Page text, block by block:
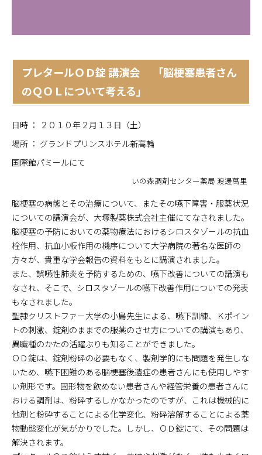
プレタールＯＤ錠 講演会 「脳梗塞患者さん
のＱＯＬについて考える」
日時 ： ２０１０年２月１３日（土）
場所 ： グランドプリンスホテル新高輪
国際館パミールにて
いの森調剤センター薬局 渡邊萬里
脳梗塞の病態とその治療について、またその嚥下障害・服薬状況
についての講演会が、大塚製薬株式会社主催にてなされました。
脳梗塞の予防においての薬物療法におけるシロスタゾールの抗血
栓作用、抗血小板作用の機序について大学病院の著名な医師の
方々が、貴重な学会報告の資料をもとに講演されました。
また、誤嚥性肺炎を予防するための、嚥下改善についての講演も
なされ、そこで、シロスタゾールの嚥下改善作用についての発表
もなされました。
聖隷クリストファー大学の小島先生による、嚥下訓練、Ｋポイン
トの刺激、錠剤のままでの服薬のさせ方についての講演もあり、
異職種のかたの活躍ぶりも知ることができました。
ＯＤ錠は、錠剤粉砕の必要もなく、製剤学的にも問題を発生しな
いため、嚥下困難のある脳梗塞後遺症の患者さんにも使用しやす
い剤形です。固形物を飲めない患者さんや経管栄養の患者さんに
おける調剤は、粉砕するしかなかったのですが、これは機械的に
他剤と粉砕することによる化学変化、粉砕溶解することによる薬
物動態変化が気がかりでした。しかし、ＯＤ錠にて、その問題は
解決されます。